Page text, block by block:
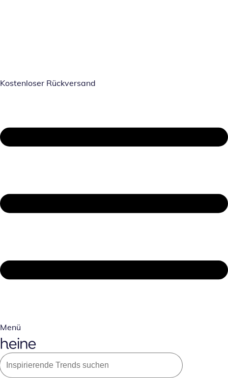
Kostenloser Rückversand
Menü